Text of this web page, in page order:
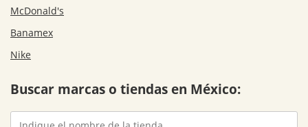
McDonald's
Banamex
Nike
Buscar marcas o tiendas en México: